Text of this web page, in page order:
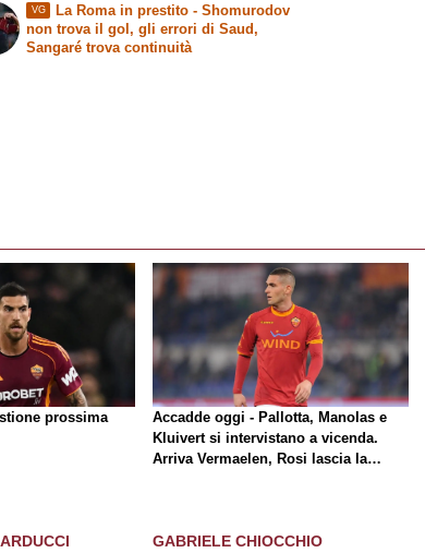
VG La Roma in prestito- Shomurodov
non trova il gol, gli errori di Saud,
Sangaré trova continuità
prossima
Accadde oggi - Pallotta, Manolas e
Kluivert si intervistano a vicenda.
Arriva Vermaelen, Rosi lascia la
GABRIELE CHIOCCHIO